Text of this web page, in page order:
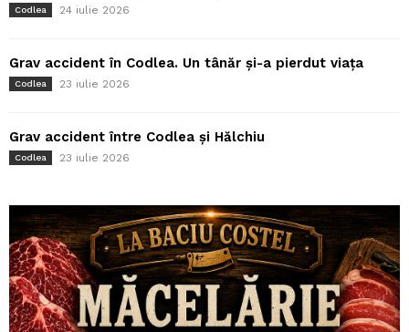
Codlea 24 iulie 2026
Grav accident în Codlea. Un tânăr și-a pierdut viața
Codlea 23 iulie 2026
Grav accident între Codlea și Hălchiu
Codlea 23 iulie 2026